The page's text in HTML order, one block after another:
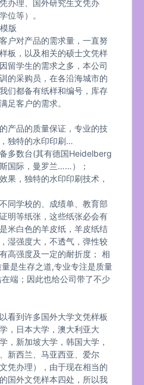
办理、国外研究生文凭办
位等）。
版
户对产品的需求量，一直努
板，以及相关的硕士文凭样
留学生的需求之多，本公司
的采购员，在各沿海城市的
们都备有纸样和编号，库存
足客户的需求。
产品的质量保证，专业的技
独特的水印印刷…
多数台(其有德国Heidelberg
国际，曼罗兰……）；
果，独特的水印印刷技术，
同学校的、成绩单、教育部
明等纸张，这些纸张必会有
米白色的羊皮纸，羊皮纸结
湿强度大，不透气，弹性较
高强度及一定的耐折度； 相
是生存之道,专业专注是质量
端；因此也给公司带了不少
看到许多国外大学文凭样板
，日本大学，澳大利亚大
，新加坡大学，韩国大学，
新西兰、马亚西亚、爱尔
凭办理），由于现在相当的
国外文凭样本四处，所以我